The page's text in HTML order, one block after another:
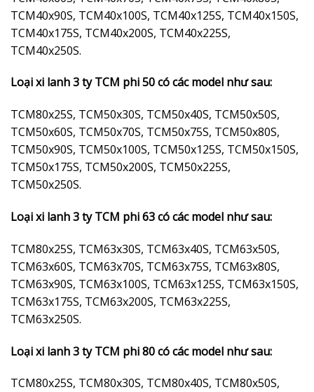
TCM40x90S, TCM40x100S, TCM40x125S, TCM40x150S,
TCM40x175S, TCM40x200S, TCM40x225S,
TCM40x250S.
Loại xi lanh 3 ty TCM phi 50 có các model như sau:
TCM80x25S, TCM50x30S, TCM50x40S, TCM50x50S,
TCM50x60S, TCM50x70S, TCM50x75S, TCM50x80S,
TCM50x90S, TCM50x100S, TCM50x125S, TCM50x150S,
TCM50x175S, TCM50x200S, TCM50x225S,
TCM50x250S.
Loại xi lanh 3 ty TCM phi 63 có các model như sau:
TCM80x25S, TCM63x30S, TCM63x40S, TCM63x50S,
TCM63x60S, TCM63x70S, TCM63x75S, TCM63x80S,
TCM63x90S, TCM63x100S, TCM63x125S, TCM63x150S,
TCM63x175S, TCM63x200S, TCM63x225S,
TCM63x250S.
Loại xi lanh 3 ty TCM phi 80 có các model như sau:
TCM80x25S, TCM80x30S, TCM80x40S, TCM80x50S,